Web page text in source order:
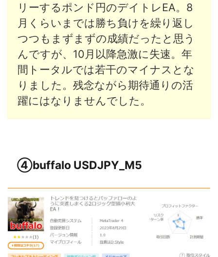
リーするポンド円のデイトレEA。8
月くらいまでは勝ち負けを繰り返し
つつもまずまずの成績だったと思う
んですが、10月以降急激に失速。年
間トータルでは若干のマイナスとな
りました。残念ながら期待通りの活
躍にはなりませんでした。
④buffalo USDJPY_M5